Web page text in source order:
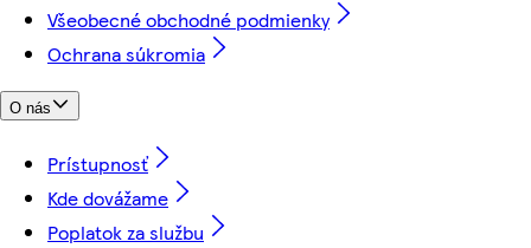
Všeobecné obchodné podmienky
Ochrana súkromia
O nás
Prístupnosť
Kde dovážame
Poplatok za službu